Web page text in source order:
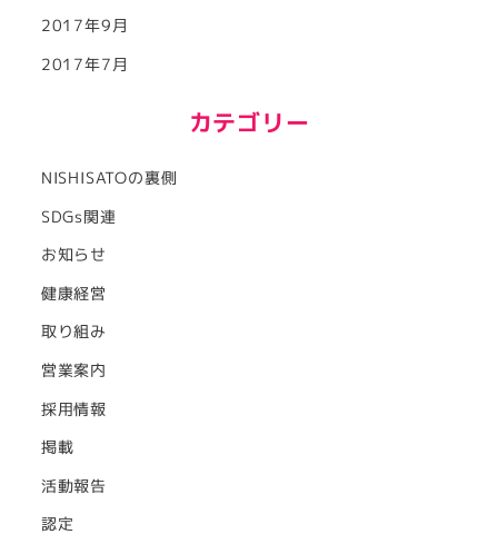
2017年9月
2017年7月
カテゴリー
NISHISATOの裏側
SDGs関連
お知らせ
健康経営
取り組み
営業案内
採用情報
掲載
活動報告
認定